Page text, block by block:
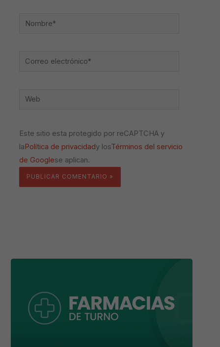
Nombre*
Correo
Web
Este sitio esta protegido por reCAPTCHA y
laPolítica de privacidady losTérminos del servicio
de Googlese aplican.